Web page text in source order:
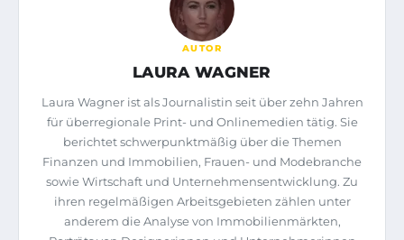
AUTOR
LAURA WAGNER
Laura Wagner ist als Journalistin seit über zehn Jahren
für überregionale Print- und Onlinemedien tätig. Sie
berichtet schwerpunktmäßig über die Themen
Finanzen und Immobilien, Frauen- und Modebranche
sowie Wirtschaft und Unternehmensentwicklung. Zu
ihren regelmäßigen Arbeitsgebieten zählen unter
anderem die Analyse von Immobilienmärkten,